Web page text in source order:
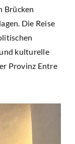
Brücken
Die Reise
kulturelle
Provinz Entre